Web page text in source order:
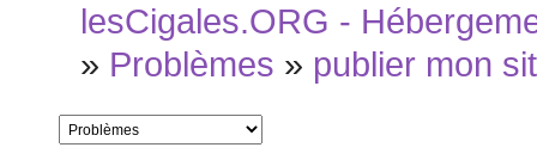
lesCigales.ORG -
» Problèmes » publier mon